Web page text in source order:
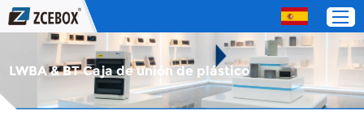
Hogar
LWBA & BT Caja de unión de plástico